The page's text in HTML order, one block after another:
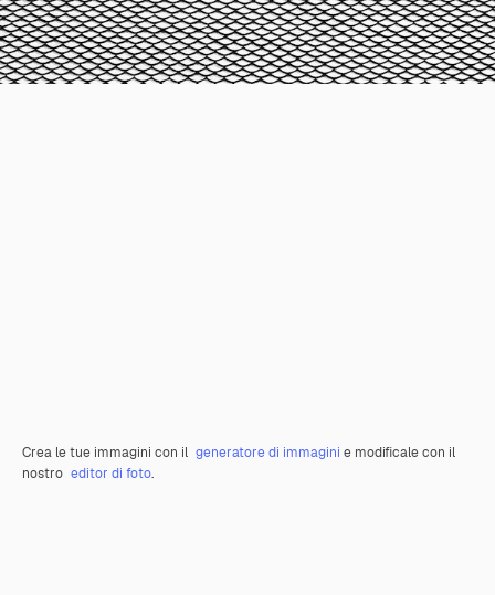
Crea le tue immagini con il generatore di immagini e modificale con il
nostro editor di foto.